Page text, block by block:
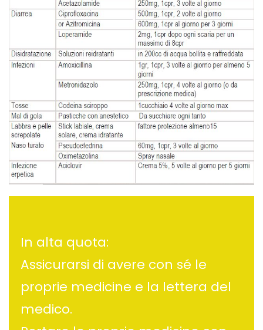
In alta quota:
Assicurarsi di avere con sé le
proprie medicine e la lettera del
medico.